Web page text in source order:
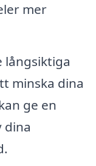
mer
långsiktiga
minska dina
ge en
dina